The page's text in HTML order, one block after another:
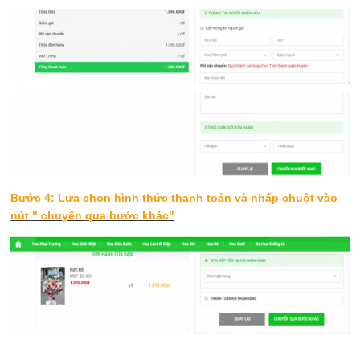
Bước 4: Lựa chọn hình thức thanh toán và nhấp chuột vào
nút " chuyển qua bước khác"